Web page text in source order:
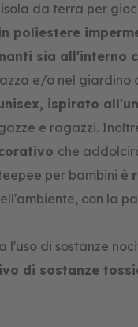
da terra per
poliestere
sia all'interno
e/o nel giardino
ispirato
e ragazzi.
che
per bambini è
con la
l'uso di sostanze
di sostanze